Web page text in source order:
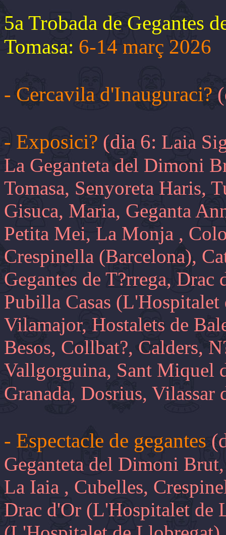
5a Trobada de Gegantes
Tomasa: 6-14 març 2026
- Cercavila d'Inauguraci?
- Exposici? (dia 6: Laia
La Geganteta del Dimoni
Tomasa, Senyoreta Haris,
Gisuca, Maria, Geganta
Petita Mei, La Monja ,
Crespinella (Barcelona),
Gegantes de T?rrega,
Pubilla Casas
Vilamajor, Hostalets de
Besos, Collbat?, Calders,
Vallgorguina, Sant Miquel
Granada, Dosrius, Vilassar
- Espectacle de gegantes
Geganteta del Dimoni
La Iaia , Cubelles,
Drac d'Or (L'Hospitalet de